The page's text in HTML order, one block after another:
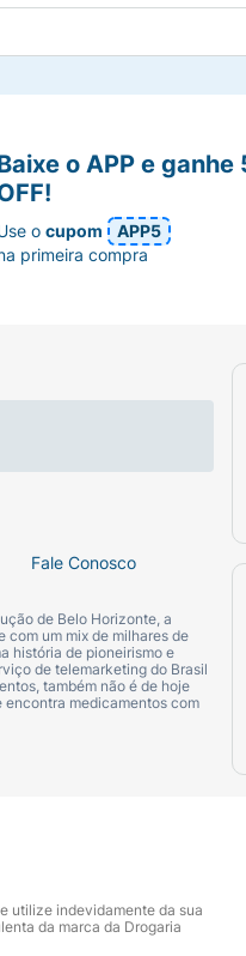
Fale Conosco
de Belo Horizonte, a
com um mix de milhares de
história de pioneirismo e
de telemarketing do Brasil
também não é de hoje
encontra medicamentos com
o APP e ganhe
ocupom
APP5
primeira compra
utilize indevidamente da sua
da marca da Drogaria